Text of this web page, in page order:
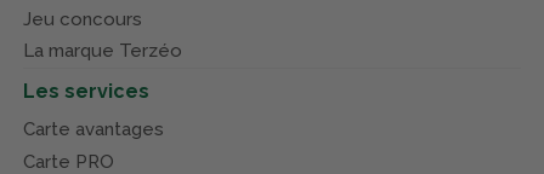
Jeu concours
La marque Terzéo
Les services
Carte avantages
Carte PRO